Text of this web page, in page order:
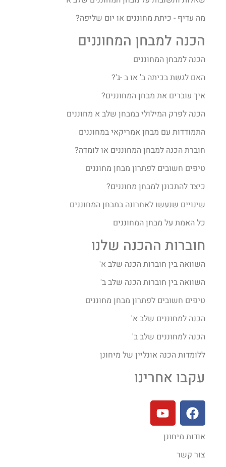
מה עדיף - כיתת מחוננים או יום שליפה?
הכנה למבחן המחוננים
הכנה למבחן המחוננים
האם לגשת בכיתה ב' או ב -ג'?
איך עוברים את מבחן המחוננים?​
הכנה לפרק המילולי במבחן שלב א מחוננים
התמודדות עם מבחן אמריקאי במחוננים
חוברת הכנה למבחן המחוננים או לומדה?
טיפים חשובים לפתרון מבחן מחוננים
כיצד להתכונן למבחן מחוננים?
שינויים שנעשו לאחרונה במבחן המחוננים
כל האמת על מבחן המחוננים
חוברות ההכנה שלנו
השוואה בין חוברות הכנה שלב א'
השוואה בין חוברות הכנה שלב ב'
טיפים חשובים לפתרון מבחן מחוננים
הכנה למחוננים שלב א'
הכנה למחוננים שלב ב'
ללומדות הכנה אונליין של מיחונן
עקבו אחרינו
אודות מיחונן
צור קשר